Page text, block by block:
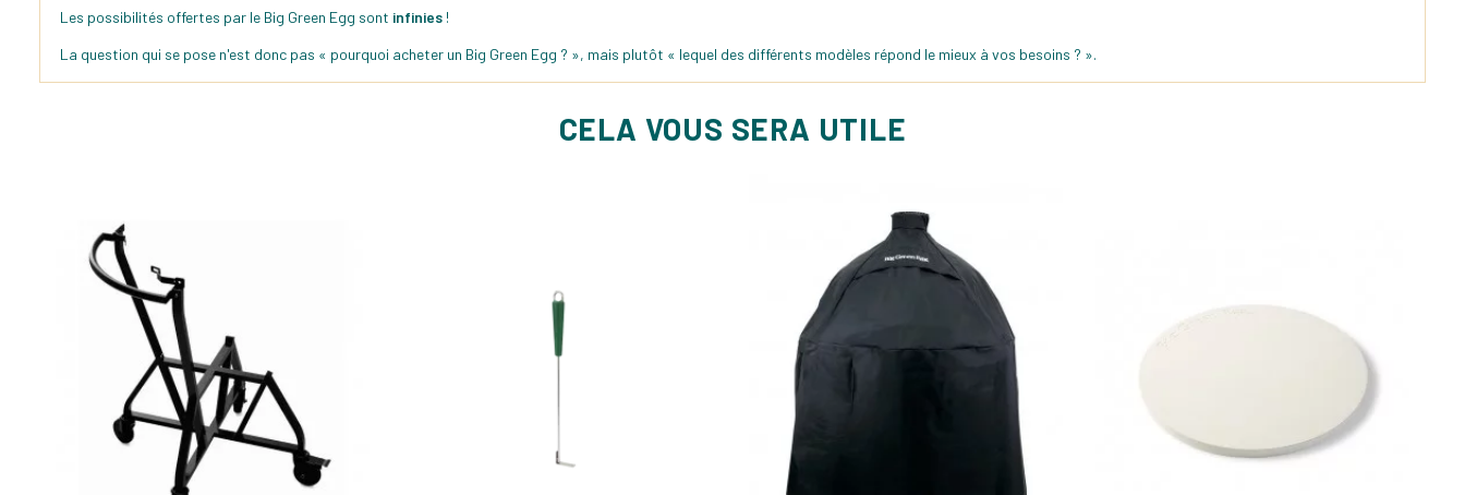
Les possibilités offertes par le Big Green Egg sont infinies !
La question qui se pose n'est donc pas « pourquoi acheter un Big Green Egg ? », mais plutôt « lequel des différents modèles répond le mieux à vos besoins ? ».
CELA VOUS SERA UTILE